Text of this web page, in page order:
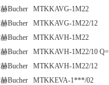
Bucher MTKKAVG-1M22
Bucher MTKKAVG-1M22/12
Bucher MTKKAVH-1M22
Bucher MTKKAVH-1M22/10 Q=
Bucher MTKKAVH-1M22/12
Bucher MTKKEVA-1***/02